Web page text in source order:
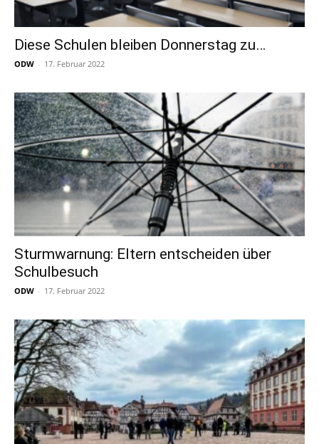
Diese Schulen bleiben Donnerstag zu…
ODW - 17. Februar 2022
Sturmwarnung: Eltern entscheiden über
Schulbesuch
ODW - 17. Februar 2022